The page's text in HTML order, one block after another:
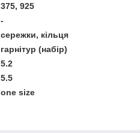
375, 925
-
сережки, кільця
гарнітур (набір)
5.2
5.5
one size